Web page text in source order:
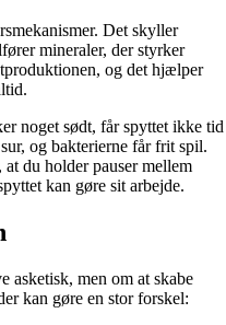
Det skyller
mineraler, der styrker
og det hjælper
noget sødt, får spyttet ikke tid
og bakterierne får frit spil.
du holder pauser mellem
kan gøre sit arbejde.
asketisk, men om at skabe
kan gøre en stor forskel: